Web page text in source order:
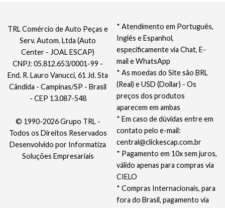
* Atendimento em Português,
Inglês e Espanhol,
especificamente via Chat, E-
mail e WhatsApp
* As moedas do Site são BRL
(Real) e USD (Dollar) - Os
preços dos produtos
aparecem em ambas
* Em caso de dúvidas entre em
contato pelo e-mail:
central@clickescap.com.br
* Pagamento em 10x sem juros,
válido apenas para compras via
CIELO
* Compras Internacionais, para
fora do Brasil, pagamento via
TRL Comércio de Auto Peças e
Serv. Autom. Ltda (Auto
Center - JOAL ESCAP)
CNPJ: 05.812.653/0001-99 -
End. R. Lauro Vanucci, 61 Jd. Sta
Cândida - Campinas/SP - Brasil
- CEP 13.087-548
© 1990-2026 Grupo TRL -
Todos os Direitos Reservados
Desenvolvido por Informatiza
Soluções Empresariais